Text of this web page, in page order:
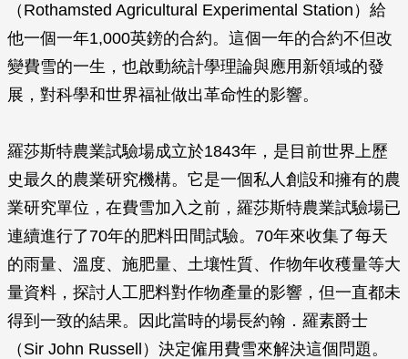
（Rothamsted Agricultural Experimental Station）給
他一個一年1,000英鎊的合約。這個一年的合約不但改
變費雪的一生，也啟動統計學理論與應用新領域的發
展，對科學和世界福祉做出革命性的影響。
羅莎斯特農業試驗場成立於1843年，是目前世界上歷
史最久的農業研究機構。它是一個私人創設和擁有的農
業研究單位，在費雪加入之前，羅莎斯特農業試驗場已
連續進行了70年的肥料田間試驗。70年來收集了每天
的雨量、溫度、施肥量、土壤性質、作物年收穫量等大
量資料，探討人工肥料對作物產量的影響，但一直都未
得到一致的結果。因此當時的場長約翰．羅素爵士
（Sir John Russell）決定僱用費雪來解決這個問題。